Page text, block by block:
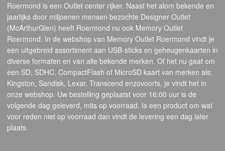
Roermond is een Outlet center rijker. Naast het alom bekende en
jaarlijks door miljoenen mensen bezochte Designer Outlet
(McArthurGlen) heeft Roermond nu ook Memory Outlet
Roermond. In de webshop van Memory Outlet Roermond vindt je
een uitgebreid assortiment aan USB-sticks en geheugenkaarten in
diverse formaten en van alle bekende merken. Of het nu gaat om
een SD, SDHC, CompactFlash of MicroSD kaart van merken als:
Kingston, Sandisk, Lexar, Transcend enzovoorts, je vindt het in
onze webshop. Uw bestelling geplaatst voor 16:00 uur is de
volgende dag geleverd, mits op voorraad. Is een product om wat
voor reden niet op voorraad dan vindt de levering een dag later
plaats.